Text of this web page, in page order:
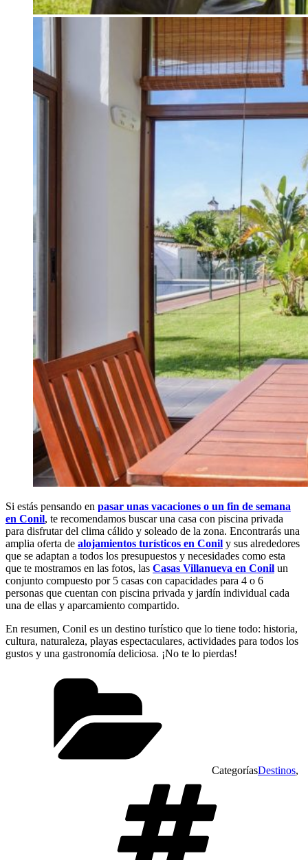
Si estás pensando en pasar unas vacaciones o un fin de semana
en Conil, te recomendamos buscar una casa con piscina privada
para disfrutar del clima cálido y soleado de la zona. Encontrarás una
amplia oferta de alojamientos turísticos en Conil y sus alrededores
que se adaptan a todos los presupuestos y necesidades como esta
que te mostramos en las fotos, las Casas Villanueva en Conil un
conjunto compuesto por 5 casas con capacidades para 4 o 6
personas que cuentan con piscina privada y jardín individual cada
una de ellas y aparcamiento compartido.
En resumen, Conil es un destino turístico que lo tiene todo: historia,
cultura, naturaleza, playas espectaculares, actividades para todos los
gustos y una gastronomía deliciosa. ¡No te lo pierdas!
CategoríasDestinos,